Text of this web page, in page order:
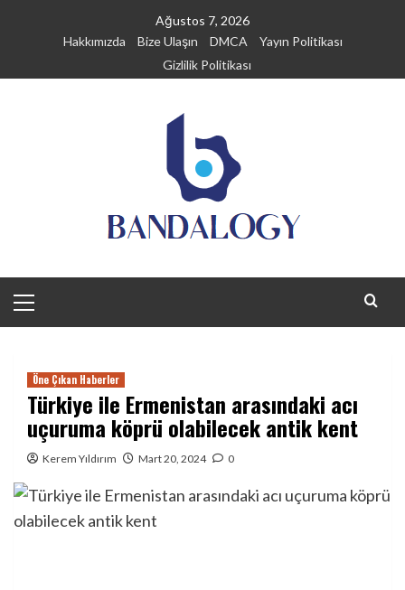
Ağustos 7, 2026
Hakkımızda
Bize Ulaşın DMCA
Yayın Politikası
Gizlilik Politikası
Menu
Öne Çıkan Haberler
Türkiye ile Ermenistan arasındaki acı
uçuruma köprü olabilecek antik kent
Kerem Yıldırım Mart 20, 2024 0